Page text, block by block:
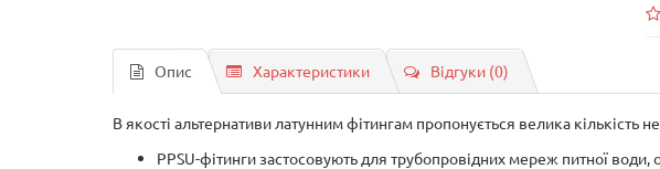
Опис Характеристики Відгуки (0)
В якості альтернативи латунним фітингам пропонується велика кількість
PPSU-фітинги застосовують для трубопровідних мереж питної води,